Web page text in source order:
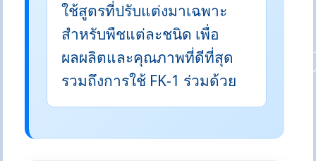
ใช้สูตรที่ปรับแต่งมาเฉพาะ
สำหรับพืชแต่ละชนิด เพื่อ
ผลผลิตและคุณภาพที่ดีที่สุด
รวมถึงการใช้ FK-1 ร่วมด้วย